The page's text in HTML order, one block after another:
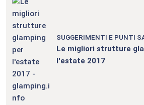
SUGGERIMENTI E PUNTI
Le migliori strutture
l'estate 2017